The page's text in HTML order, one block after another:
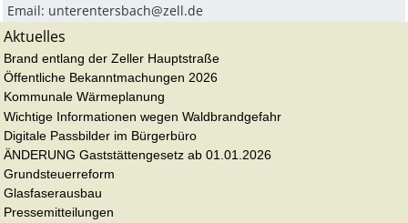
Email: unterentersbach@zell.de
Aktuelles
Brand entlang der Zeller Hauptstraße
Öffentliche Bekanntmachungen 2026
Kommunale Wärmeplanung
Wichtige Informationen wegen Waldbrandgefahr
Digitale Passbilder im Bürgerbüro
ÄNDERUNG Gaststättengesetz ab 01.01.2026
Grundsteuerreform
Glasfaserausbau
Pressemitteilungen